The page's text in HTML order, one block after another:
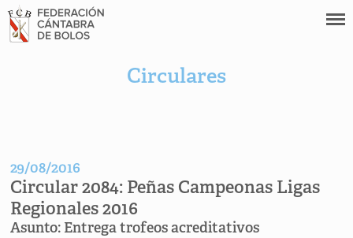
Circulares
29/08/2016
Circular 2084: Peñas Campeonas Ligas
Regionales 2016
Asunto: Entrega trofeos acreditativos